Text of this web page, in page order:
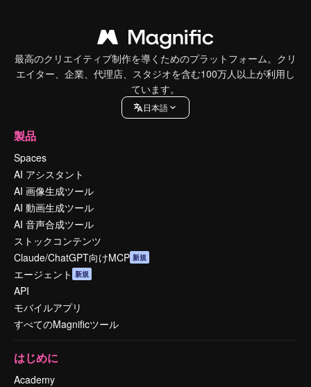
最高のクリエイティブ制作を導くためのプラットフォーム。クリ
エイター、企業、代理店、スタジオを含む100万人以上が利用し
ています。
日本語
製品
Spaces
AI アシスタント
AI 画像生成ツール
AI 動画生成ツール
AI 音声合成ツール
ストックコンテンツ
Claude/ChatGPT向けMCP 新規
エージェント 新規
API
モバイルアプリ
すべてのMagnificツール
はじめに
Academy